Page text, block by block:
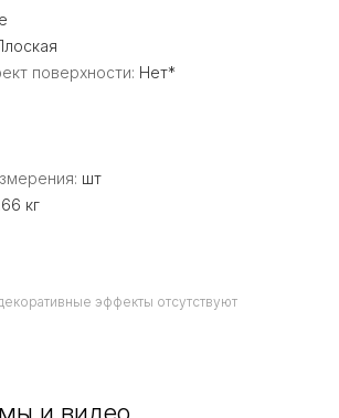
поверхности: Нет*
шт
кг
эффекты отсутствуют
и видео